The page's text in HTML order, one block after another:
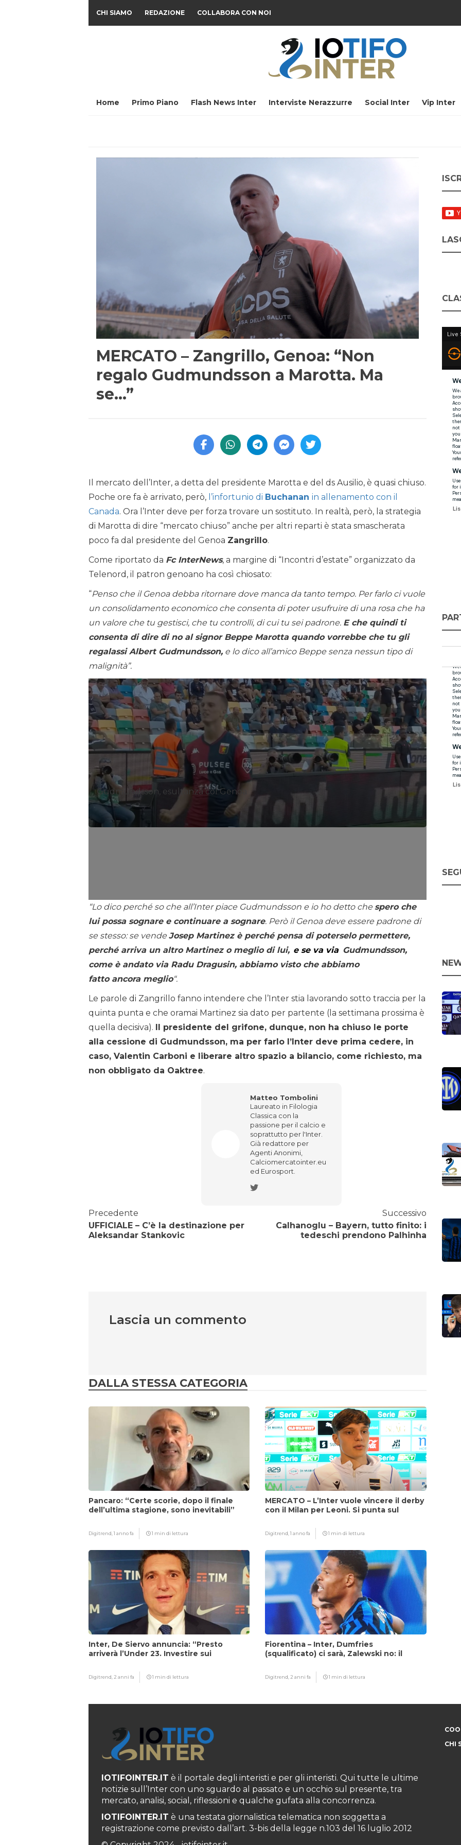
CHI SIAMO REDAZIONE COLLABORA CON NOI
Home Primo Piano Flash News Inter Interviste Nerazzurre Social Inter Vip Inter
MERCATO – Zangrillo, Genoa: “Non
regalo Gudmundsson a Marotta. Ma
se…”
Il mercato dell’Inter, a detta del presidente Marotta e del ds Ausilio, è quasi chiuso.
Poche ore fa è arrivato, però, l’infortunio di Buchanan in allenamento con il
Canada. Ora l’Inter deve per forza trovare un sostituto. In realtà, però, la strategia
di Marotta di dire “mercato chiuso” anche per altri reparti è stata smascherata
poco fa dal presidente del Genoa Zangrillo.
Come riportato da Fc InterNews, a margine di “Incontri d’estate” organizzato da
Telenord, il patron genoano ha così chiosato:
“Penso che il Genoa debba ritornare dove manca da tanto tempo. Per farlo ci vuole
un consolidamento economico che consenta di poter usufruire di una rosa che ha
un valore che tu gestisci, che tu controlli, di cui tu sei padrone. E che quindi ti
consenta di dire di no al signor Beppe Marotta quando vorrebbe che tu gli
regalassi Albert Gudmundsson, e lo dico all’amico Beppe senza nessun tipo di
malignità”.
Gudmundsson, esultanza col Genoa
“Lo dico perché so che all’Inter piace Gudmundsson e io ho detto che spero che
lui possa sognare e continuare a sognare. Però il Genoa deve essere padrone di
se stesso: se vende Josep Martinez è perché pensa di poterselo permettere,
perché arriva un altro Martinez o meglio di lui, e se va via Gudmundsson,
come è andato via Radu Dragusin, abbiamo visto che abbiamo
fatto ancora meglio“.
Le parole di Zangrillo fanno intendere che l’Inter stia lavorando sotto traccia per la
quinta punta e che oramai Martinez sia dato per partente (la settimana prossima è
quella decisiva).
Il presidente del grifone, dunque, non ha chiuso le porte
alla cessione di Gudmundsson, ma per farlo l’Inter deve prima cedere, in
caso, Valentin Carboni e liberare altro spazio a bilancio, come richiesto, ma
non obbligato da Oaktree.
Matteo Tombolini
Laureato in Filologia
Classica con la
passione per il calcio e
soprattutto per l'Inter.
Già redattore per
Agenti Anonimi,
Calciomercatointer.eu
ed Eurosport.
Precedente
UFFICIALE – C’è la destinazione per
Aleksandar Stankovic
Successivo
Calhanoglu – Bayern, tutto finito: i
tedeschi prendono Palhinha
Lascia un commento
DALLA STESSA CATEGORIA
Pancaro: “Certe scorie, dopo il finale
dell’ultima stagione, sono inevitabili”
Digitrend,1 anno fa 1 min di lettura
MERCATO – L’Inter vuole vincere il derby
con il Milan per Leoni. Si punta sul
Digitrend,1 anno fa 1 min di lettura
Inter, De Siervo annuncia: “Presto
arriverà l’Under 23. Investire sui
Digitrend,2 anni fa 1 min di lettura
Fiorentina – Inter, Dumfries
(squalificato) ci sarà, Zalewski no: il
Digitrend,2 anni fa 1 min di lettura
IOTIFOINTER.IT è il portale degli interisti e per gli interisti. Qui tutte le ultime
notizie sull’Inter con uno sguardo al passato e un occhio sul presente, tra
mercato, analisi, social, riflessioni e qualche gufata alla concorrenza.
IOTIFOINTER.IT è una testata giornalistica telematica non soggetta a
registrazione come previsto dall’art. 3-bis della legge n.103 del 16 luglio 2012
CHI